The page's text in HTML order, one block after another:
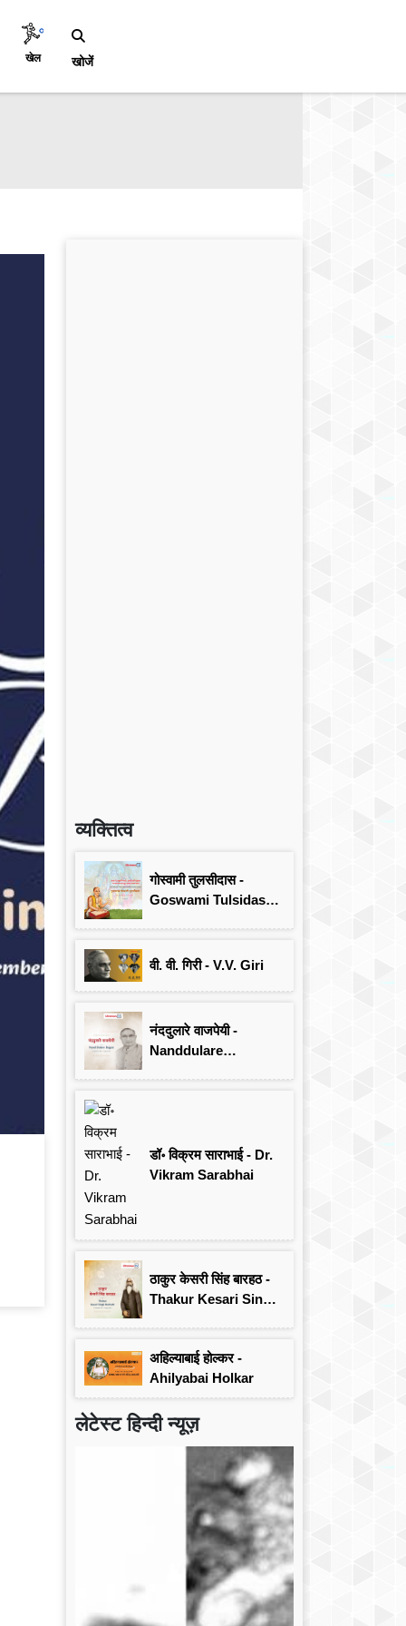
खेल खोजें
व्यक्तित्व
गोस्वामी तुलसीदास -
Goswami Tulsidas:
वी. वी. गिरी - V.V. Giri
नंददुलारे वाजपेयी -
Nanddulare
डॉ॰ विक्रम साराभाई - Dr.
Vikram Sarabhai
ठाकुर केसरी सिंह बारहठ -
Thakur Kesari Singh
अहिल्याबाई होल्कर -
Ahilyabai Holkar
लेटेस्ट हिन्दी न्यूज़